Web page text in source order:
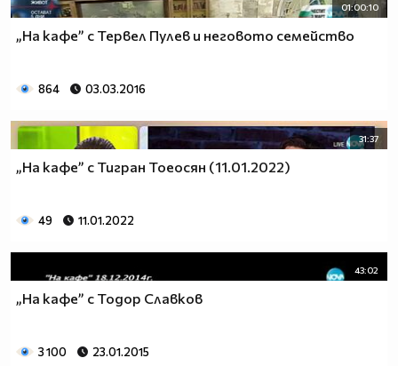
01:00:10
„На кафе” с Тервел Пулев и неговото семейство
864 03.03.2016
31:37
„На кафе” с Тигран Тоеосян (11.01.2022)
49 11.01.2022
43:02
„На кафе” с Тодор Славков
3 100 23.01.2015